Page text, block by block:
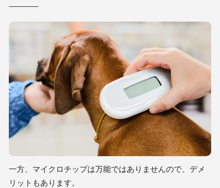
一方、マイクロチップは万能ではありませんので、デメ
リットもあります。